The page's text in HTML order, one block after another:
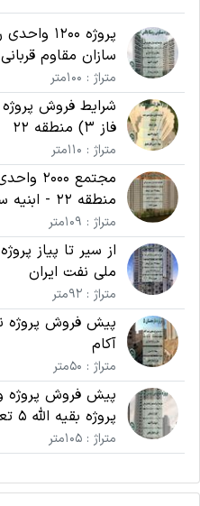
پروژه
سازان مقاوم قربانی
متراژ : 100متر
شرایط فروش
فاز 3) منطقه 22
متراژ : 110متر
مجتمع
منطقه 22 - ابنیه سازان مقاوم قربانی
متراژ : 109متر
از سیر تا پیاز
ملی نفت ایران
متراژ : 92متر
آکام
متراژ : 50متر
پروژه بقیه الله 5 تعاونی نامی اریکه پارسیان
متراژ : 105متر